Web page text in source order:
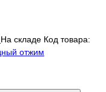
На складе Код товара:
отжим